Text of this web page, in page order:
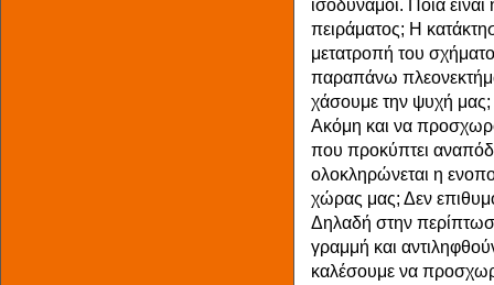
ισοδύναμοι. Ποια
πειράματος; Η
μετατροπή του
παραπάνω
χάσουμε την ψυχή μας;
Ακόμη και να
που προκύπτει
ολοκληρώνεται η
χώρας μας; Δεν
Δηλαδή στην
γραμμή και
καλέσουμε να